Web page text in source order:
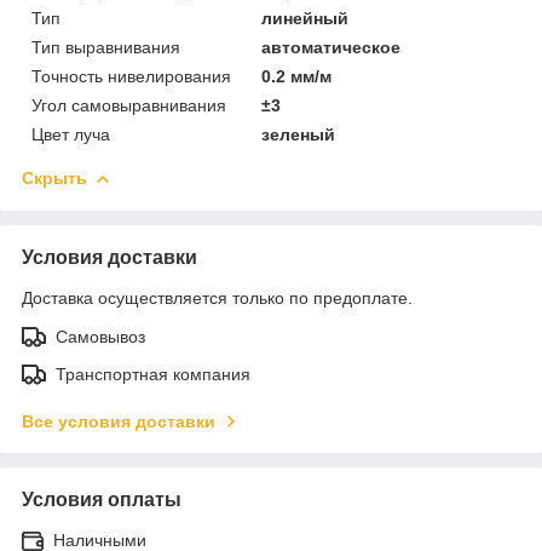
Тип
линейный
Тип выравнивания
автоматическое
Точность нивелирования
0.2 мм/м
Угол самовыравнивания
±3
Цвет луча
зеленый
Скрыть
Условия доставки
Доставка осуществляется только по предоплате.
Самовывоз
Транспортная компания
Все условия доставки
Условия оплаты
Наличными